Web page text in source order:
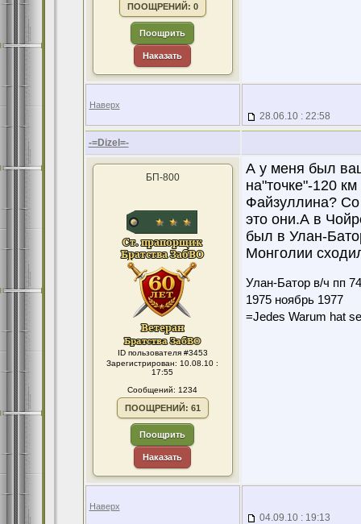
ПООЩРЕНИЙ: 0
Поощрить
Наказать
Наверх
28.06.10 : 22:58
-=Dizel=-
БП-800
ID пользователя #3453
Зарегистрирован: 10.08.10 :
17:55
Сообщений: 1234
ПООЩРЕНИЙ: 61
Поощрить
Наказать
А у меня был
на"точке"-120
Файзуллина?
это они.А в
был в Улан-
Монголии
Улан-Батор в/ч пп
1975 ноябрь 1977
=Jedes Warum hat
Наверх
04.09.10 : 19:13